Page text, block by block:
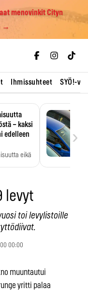
menovinkit Cityn
→
Ihmissuhteet SYÖ!-
– kaksi
edelleen
eikä
›
levyt
toi levylistoille
00:00
muuntautui
yritti palaa